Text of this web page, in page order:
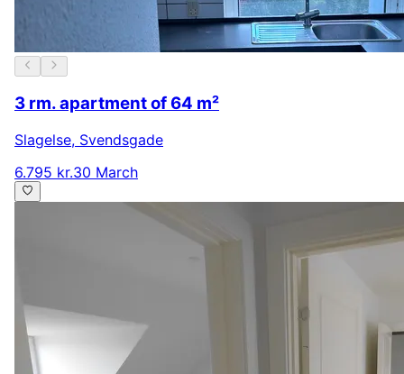
3 rm. apartment of 64 m²
Slagelse, Svendsgade
6.795 kr.30 March